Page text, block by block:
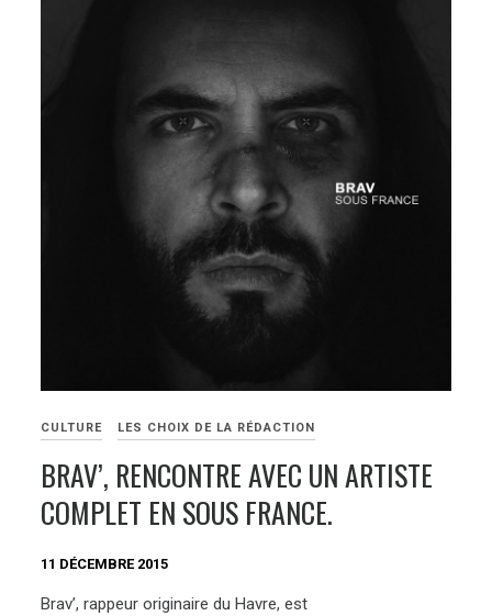
CULTURE LES CHOIX DE LA RÉDACTION
BRAV’, RENCONTRE AVEC UN ARTISTE
COMPLET EN SOUS FRANCE.
11 DÉCEMBRE 2015
Brav’, rappeur originaire du Havre, est